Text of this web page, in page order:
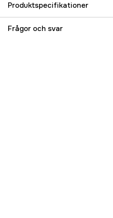
Produktspecifikationer
Referensnummer
Frågor och svar